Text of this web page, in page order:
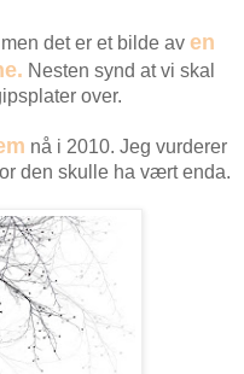
det er et bilde av en
Nesten synd at vi skal
over.
nå i 2010. Jeg vurderer
den skulle ha vært enda.